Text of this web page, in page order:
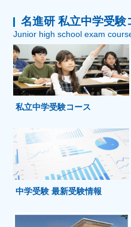
名進研 私立中学受験
Junior high school exam
私立中学受験コース
中学受験 最新受験情報